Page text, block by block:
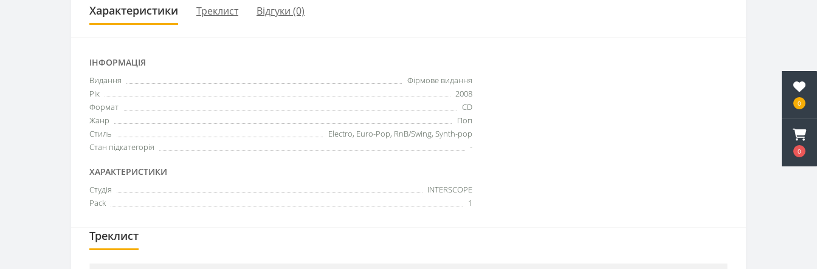
0
0
Характеристики Треклист Відгуки (0)
ІНФОРМАЦІЯ
Видання
Фірмове видання
Рік
2008
Формат
CD
Жанр
Поп
Стиль
Electro, Euro-Pop, RnB/Swing, Synth-pop
Стан підкатегорія
-
ХАРАКТЕРИСТИКИ
Студія
INTERSCOPE
Pack
1
Треклист